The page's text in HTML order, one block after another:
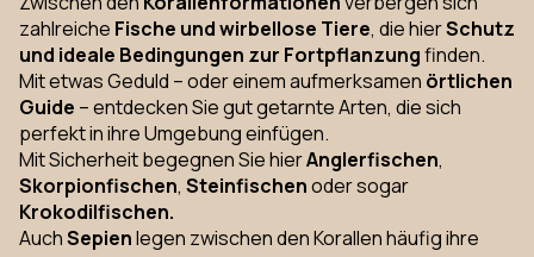
zahlreiche Fische und wirbellose Tiere, die hierSchutz
und ideale Bedingungen zur Fortpflanzungfinden.
Mit etwas Geduld – oder einem aufmerksamen örtlichen
Guide – entdecken Sie gut getarnte Arten, die sich
perfekt in ihre Umgebung einfügen.
Mit Sicherheit begegnen Sie hierAnglerfischen,
Skorpionfischen, Steinfischenoder sogar
Krokodilfischen.
AuchSepienlegen zwischen den Korallen häufig ihre